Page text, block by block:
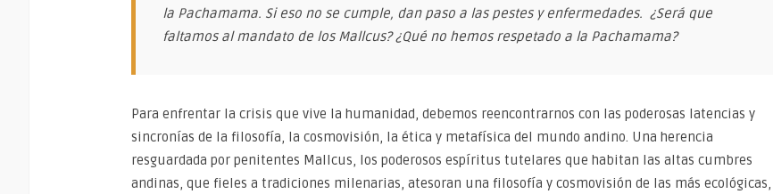
la Pachamama. Si eso no se cumple, dan paso a las pestes y enfermedades. ¿Será que
faltamos al mandato de los Mallcus? ¿Qué no hemos respetado a la Pachamama?
Para enfrentar la crisis que vive la humanidad, debemos reencontrarnos con las poderosas latencias y
sincronías de la filosofía, la cosmovisión, la ética y metafísica del mundo andino. Una herencia
resguardada por penitentes Mallcus, los poderosos espíritus tutelares que habitan las altas cumbres
andinas, que fieles a tradiciones milenarias, atesoran una filosofía y cosmovisión de las más ecológicas,